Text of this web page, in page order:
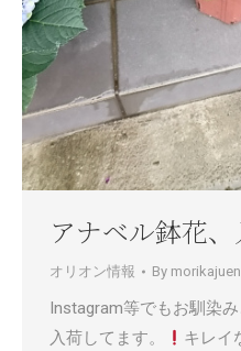
アナベル鉢花、
オリオン情報 By morikajuen
Instagram等でもお馴染
入荷してます。
キレイ